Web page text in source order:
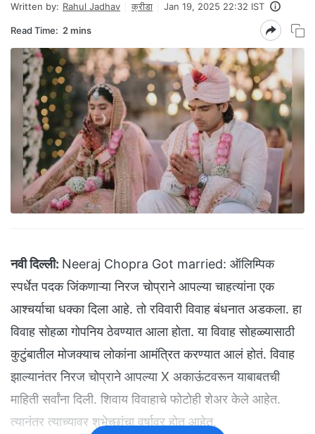
Written by: Rahul Jadhav क्रीडा Jan 19, 2025 22:32 IST
Read Time: 2 mins
नवी दिल्ली: Neeraj Chopra Got married: ऑलिम्पिक
स्पर्धेत पदक जिंकणाऱ्या निरज चोप्राने आपल्या चाहत्यांना एक
आश्चर्याचा धक्का दिला आहे. तो रविवारी विवाह बंधनात अडकला. हा
विवाह सोहळा गोपनिय ठेवण्यात आला होता. या विवाह सोहळ्यासाठी
कुटुंबातील मोजक्याच लोकांना आमंत्रित करण्यात आलं होतं. विवाह
झाल्यानंतर निरज चोप्राने आपल्या X अकाऊंटवरून याबाबतची
माहिती सर्वांना दिली. शिवाय विवाहाचे फोटोही शेअर केले आहेत.
त्यानंतर त्याच्यावर शुभेच्छांचा वर्षावर होत आहेत.